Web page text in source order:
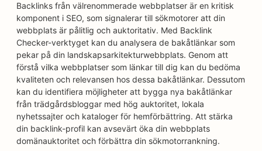
Backlinks från välrenommerade webbplatser är en kritisk
komponent i SEO, som signalerar till sökmotorer att din
webbplats är pålitlig och auktoritativ. Med Backlink
Checker-verktyget kan du analysera de bakåtlänkar som
pekar på din landskapsarkitekturwebbplats. Genom att
förstå vilka webbplatser som länkar till dig kan du bedöma
kvaliteten och relevansen hos dessa bakåtlänkar. Dessutom
kan du identifiera möjligheter att bygga nya bakåtlänkar
från trädgårdsbloggar med hög auktoritet, lokala
nyhetssajter och kataloger för hemförbättring. Att stärka
din backlink-profil kan avsevärt öka din webbplats
domänauktoritet och förbättra din sökmotorrankning.